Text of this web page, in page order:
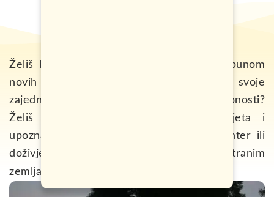
Želiš li da se pridružiš kreativnom timu, punom
novih ideja? Želiš li doprinijeti razvoju svoje
zajednice ili usavršiti svoje vještine i sposobnosti?
Želiš li putovati u razne krajeve svijeta i
upoznavati ljude iz istih? Želiš li biti volonter ili
doživjeti stručno usavršavanje u inostranim
zemljama?